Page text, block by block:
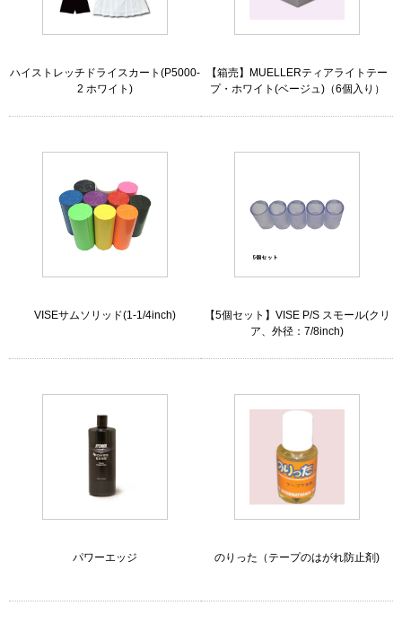
ハイストレッチドライスカート(P5000-
2 ホワイト)
【箱売】MUELLERティアライトテー
プ・ホワイト(ベージュ)（6個入り）
VISEサムソリッド(1-1/4inch)
【5個セット】VISE P/S スモール(クリ
ア、外径：7/8inch)
パワーエッジ のりった（テープのはがれ防止剤)